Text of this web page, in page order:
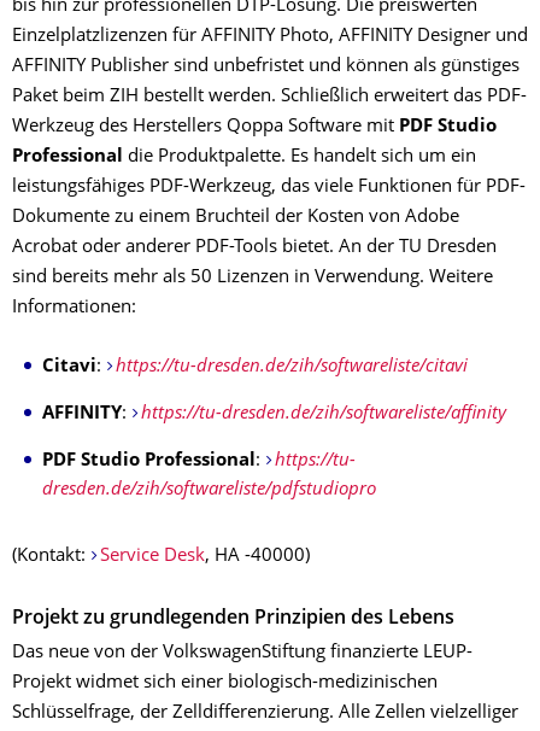
bis hin zur professionellen DTP-Lösung. Die preiswerten
Einzelplatzlizenzen für AFFINITY Photo, AFFINITY Designer und
AFFINITY Publisher sind unbefristet und können als günstiges
Paket beim ZIH bestellt werden. Schließlich erweitert das PDF-
Werkzeug des Herstellers Qoppa Software mit PDF Studio
Professional die Produktpalette. Es handelt sich um ein
leistungsfähiges PDF-Werkzeug, das viele Funktionen für PDF-
Dokumente zu einem Bruchteil der Kosten von Adobe
Acrobat oder anderer PDF-Tools bietet. An der TU Dresden
sind bereits mehr als 50 Lizenzen in Verwendung. Weitere
Informationen:
Citavi: https://tu-dresden.de/zih/softwareliste/citavi
AFFINITY: https://tu-dresden.de/zih/softwareliste/affinity
PDF Studio Professional:
https://tu-
dresden.de/zih/softwareliste/pdfstudiopro
(Kontakt: Service Desk, HA -40000)
Projekt zu grundlegenden Prinzipien des Lebens
Das neue von der VolkswagenStiftung finanzierte LEUP-
Projekt widmet sich einer biologisch-medizinischen
Schlüsselfrage, der Zelldifferenzierung. Alle Zellen vielzelliger